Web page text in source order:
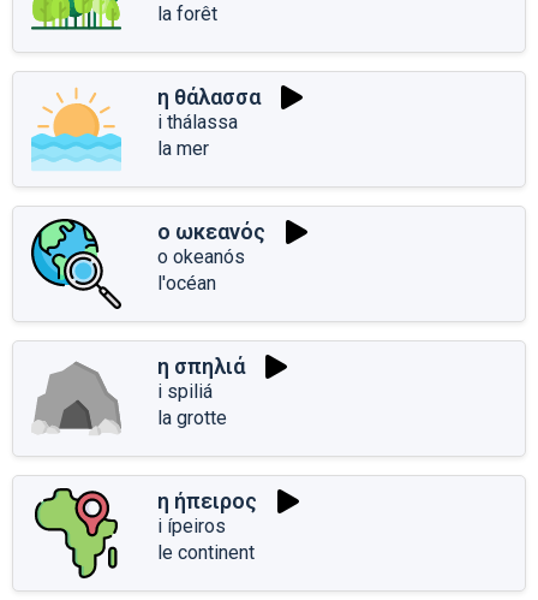
la forêt
η θάλασσα
i thálassa
la mer
ο ωκεανός
o okeanós
l'océan
η σπηλιά
i spiliá
la grotte
η ήπειρος
i ípeiros
le continent